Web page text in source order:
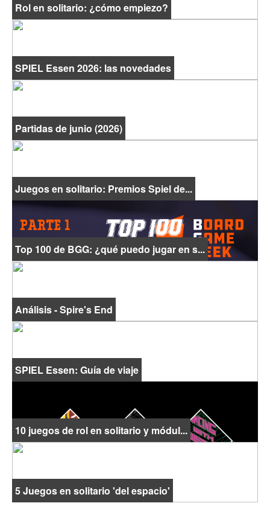
Rol en solitario: ¿cómo empiezo?
SPIEL Essen 2026: las novedades
Partidas de junio (2026)
Juegos en solitario: Premios Spiel de...
Top 100 de BGG: ¿qué puedo jugar en s...
Análisis - Spire's End
SPIEL Essen: Guía de viaje
10 juegos de rol en solitario y módul...
5 Juegos en solitario 'del espacio'